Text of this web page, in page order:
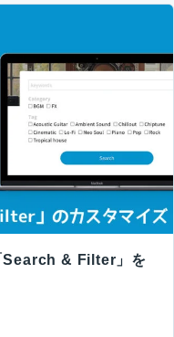
Search & Filter」を